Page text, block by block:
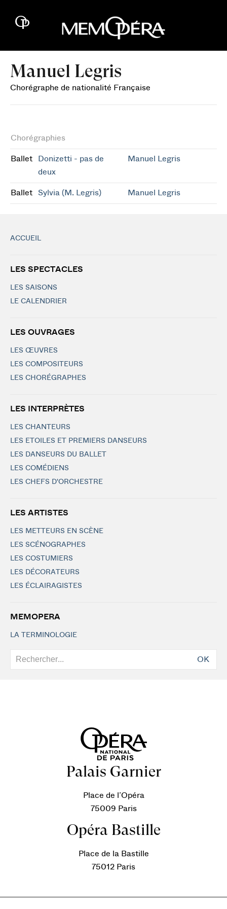
Manuel Legris
Chorégraphe de nationalité Française
Chorégraphies
Ballet
Donizetti - pas de
deux
Manuel Legris
Ballet Sylvia (M. Legris) Manuel Legris
ACCUEIL
LES SPECTACLES
LES SAISONS
LE CALENDRIER
LES OUVRAGES
LES ŒUVRES
LES COMPOSITEURS
LES CHORÉGRAPHES
LES INTERPRÈTES
LES CHANTEURS
LES ETOILES ET PREMIERS DANSEURS
LES DANSEURS DU BALLET
LES COMÉDIENS
LES CHEFS D'ORCHESTRE
LES ARTISTES
LES METTEURS EN SCÈNE
LES SCÉNOGRAPHES
LES COSTUMIERS
LES DÉCORATEURS
LES ÉCLAIRAGISTES
MEMOPERA
LA TERMINOLOGIE
OK
Palais Garnier
Place de l’Opéra
75009 Paris
Opéra Bastille
Place de la Bastille
75012 Paris